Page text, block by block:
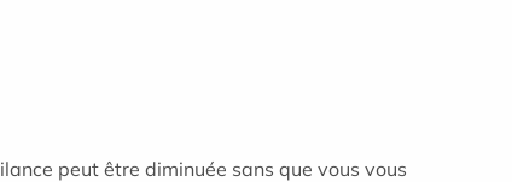
peut être diminuée sans que vous vous